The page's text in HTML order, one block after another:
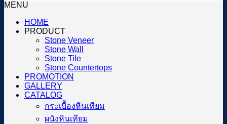
บ้าน
ด้วย
วัสดุ
ปิด
“วี
เนียร์”
MENU
HOME
PRODUCT
Stone Veneer
Stone Wall
Stone Tile
Stone Countertops
PROMOTION
GALLERY
CATALOG
กระเบื้องหินเทียม
ผนังหินเทียม